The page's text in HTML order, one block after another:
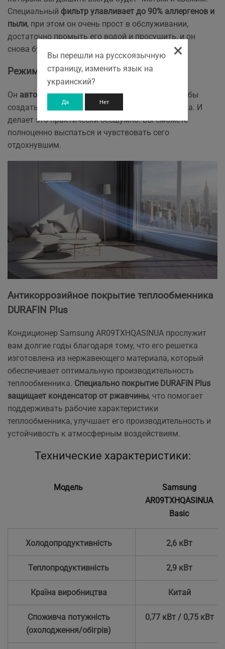
Специальный фильтр улавливает до 90% аллергенов и
пыли, при этом он очень прост в обслуживании,
достаточно промыть его водой и просушить, и он
снова будет очищать воздух.
Режим Good Sleep
Он автоматически регулирует температуру
, чтобы
создать идеальные условия для ночного отдыха. И
делает это практически бесшумно. Вы сможете
полноценно выспаться и чувствовать сего
отдохнувшим.
Антикоррозийное покрытие теплообменника
DURAFIN Plus
Кондиционер Samsung AR09TXHQASINUA прослужит
вам долгие годы благодаря тому, что его решетка
изготовлена из нержавеющего материала, который
обеспечивает оптимальную производительность
теплообменника. Специально покрытие DURAFIN Plus
защищает конденсатор от ржавчины, что помогает
поддерживать рабочие характеристики
теплообменника, улучшает его производительность и
устойчивость к атмосферным воздействиям.
Технические характеристики:
Модель
Samsung
AR09TXHQASINUA
Basic
Холодопродуктивність 2,6 кВт
Теплопродуктивність 2,9 кВт
Країна виробництва Китай
Споживча потужність
(охолодження/обігрів)
0,77 кВт / 0,75 кВт
×
Вы перешли на русскоязычную
страницу, изменить язык на
украинский?
Да Нет